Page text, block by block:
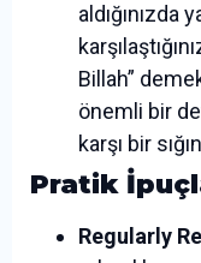
aldığınızda
Billah”
önemli bir
karşı bir
Pratik
Regularly